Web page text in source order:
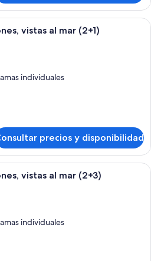
Habitación de hotel con una cama
vistas al mar (2+1)
individuales
precios y disponibilidad
Habitación de hotel con una cama
vistas al mar (2+3)
individuales